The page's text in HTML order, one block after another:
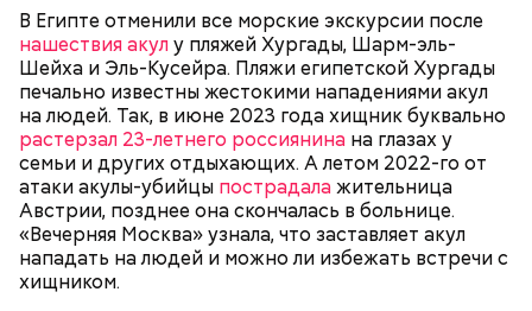
В Египте отменили все морские экскурсии после
нашествия акулу пляжей Хургады, Шарм-эль-
Шейха и Эль-Кусейра. Пляжи египетской Хургады
печально известны жестокими нападениями акул
на людей. Так, в июне 2023 года хищник буквально
растерзал 23-летнего россиянина на глазах у
семьи и других отдыхающих. А летом 2022-го от
атаки акулы-убийцы пострадалажительница
Австрии, позднее она скончалась в больнице.
«Вечерняя Москва» узнала, что заставляет акул
нападать на людей и можно ли избежать встречи с
хищником.
пассажиры таких плавательных средств
оказывались жертвами этих хищных рыб, — сказал
собеседник «ВМ».
БЕЗОПАСНОСТЬ СМЕРТЬ РЫБА
Собеседник «Вечерней Москвы» отметил, что еще
несколько лет назад о таких походах даже мечтать
не приходилось, но сегодня это вполне
сохранения природы тоже стоят остро.